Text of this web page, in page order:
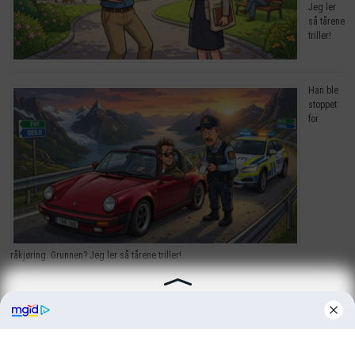
Jeg ler
så tårene
triller!
Han ble
stoppet
for
råkjøring. Grunnen? Jeg ler så tårene triller!